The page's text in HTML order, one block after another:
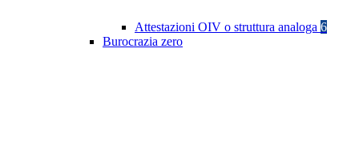
Attestazioni OIV o struttura analoga 6
Burocrazia zero